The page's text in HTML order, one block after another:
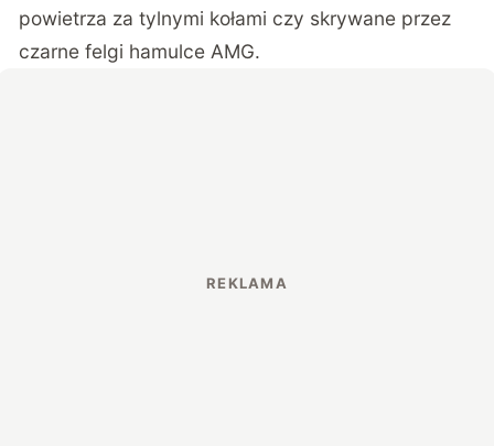
powietrza za tylnymi kołami czy skrywane przez
czarne felgi hamulce AMG.